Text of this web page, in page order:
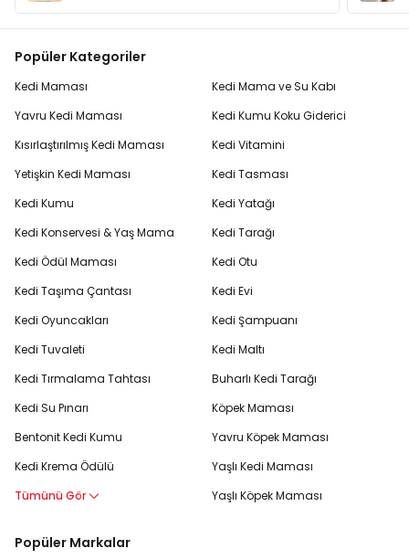
Popüler Kategoriler
Kedi Maması
Yavru Kedi Maması
Kısırlaştırılmış Kedi Maması
Yetişkin Kedi Maması
Kedi Kumu
Kedi Konservesi & Yaş Mama
Kedi Ödül Maması
Kedi Taşıma Çantası
Kedi Oyuncakları
Kedi Tuvaleti
Kedi Tırmalama Tahtası
Kedi Su Pınarı
Bentonit Kedi Kumu
Kedi Krema Ödülü
Tümünü Gör
Kedi Mama ve Su Kabı
Kedi Kumu Koku Giderici
Kedi Vitamini
Kedi Tasması
Kedi Yatağı
Kedi Tarağı
Kedi Otu
Kedi Evi
Kedi Şampuanı
Kedi Maltı
Buharlı Kedi Tarağı
Köpek Maması
Yavru Köpek Maması
Yaşlı Kedi Maması
Yaşlı Köpek Maması
Popüler Markalar